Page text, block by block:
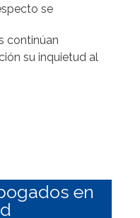
se
continúan
su inquietud al
en